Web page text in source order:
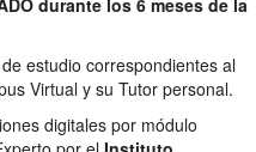
estudio correspondientes al
Virtual y su Tutor personal.
digitales por módulo